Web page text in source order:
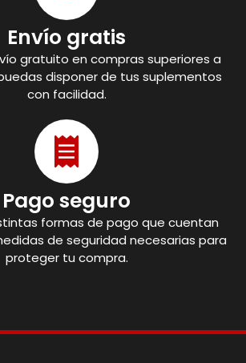
Envío gratis
gratuito en compras superiores a
disponer de tus suplementos
con facilidad.
Pago seguro
formas de pago que cuentan
de seguridad necesarias para
proteger tu compra.